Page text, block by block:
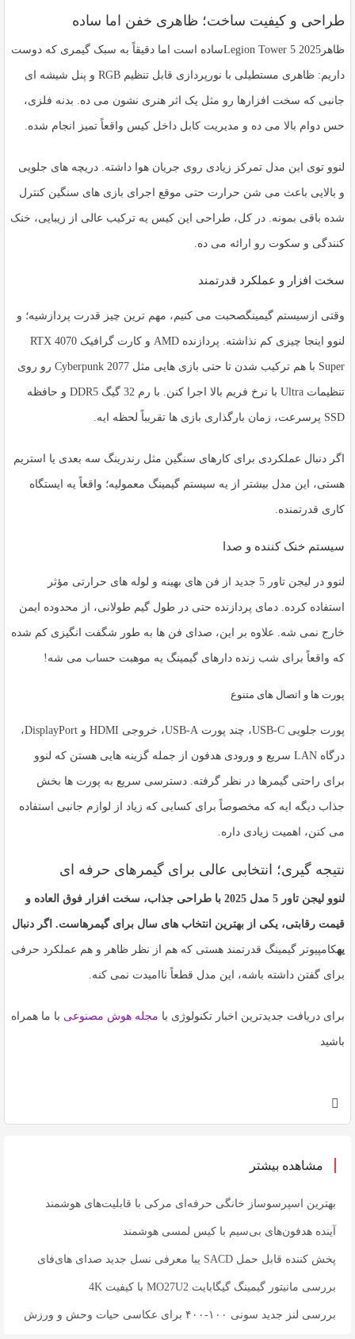
طراحی و کیفیت ساخت؛ ظاهری خفن اما ساده
ظاهر Legion Tower 5 2025ساده است اما دقیقاً به سبک گیمری که دوست
داریم: ظاهری مستطیلی با نورپردازی قابل تنظیم RGB و پنل شیشه ای
جانبی که سخت افزارها رو مثل یک اثر هنری نشون می ده. بدنه فلزی،
حس دوام بالا می ده و مدیریت کابل داخل کیس واقعاً تمیز انجام شده.
لنوو توی این مدل تمرکز زیادی روی جریان هوا داشته. دریچه های جلویی
و بالایی باعث می شن حرارت حتی موقع اجرای بازی های سنگین کنترل
شده باقی بمونه. در کل، طراحی این کیس یه ترکیب عالی از زیبایی، خنک
کنندگی و سکوت رو ارائه می ده.
سخت افزار و عملکرد قدرتمند
وقتی از سیستم گیمینگصحبت می کنیم، مهم ترین چیز قدرت پردازشیه؛ و
لنوو اینجا چیزی کم نذاشته. پردازنده AMD و کارت گرافیک RTX 4070
Super با هم ترکیب شدن تا حتی بازی هایی مثل Cyberpunk 2077 رو روی
تنظیمات Ultra با نرخ فریم بالا اجرا کنن. با رم 32 گیگ DDR5 و حافظه
SSD پرسرعت، زمان بارگذاری بازی ها تقریباً لحظه ایه.
اگر دنبال عملکردی برای کارهای سنگین مثل رندرینگ سه بعدی یا استریم
هستی، این مدل بیشتر از یه سیستم گیمینگ معمولیه؛ واقعاً یه ایستگاه
کاری قدرتمنده.
سیستم خنک کننده و صدا
لنوو در لیجن تاور 5 جدید از فن های بهینه و لوله های حرارتی مؤثر
استفاده کرده. دمای پردازنده حتی در طول گیم طولانی، از محدوده ایمن
خارج نمی شه. علاوه بر این، صدای فن ها به طور شگفت انگیزی کم شده
که واقعاً برای شب زنده دارهای گیمینگ یه موهبت حساب می شه!
پورت ها و اتصال های متنوع
پورت جلویی USB-C، چند پورت USB-A، خروجی HDMI و DisplayPort،
درگاه LAN سریع و ورودی هدفون از جمله گزینه هایی هستن که لنوو
برای راحتی گیمرها در نظر گرفته. دسترسی سریع به پورت ها بخش
جذاب دیگه ایه که مخصوصاً برای کسایی که زیاد از لوازم جانبی استفاده
می کنن، اهمیت زیادی داره.
نتیجه گیری؛ انتخابی عالی برای گیمرهای حرفه ای
لنوو لیجن تاور 5 مدل 2025 با طراحی جذاب، سخت افزار فوق العاده و
قیمت رقابتی، یکی از بهترین انتخاب های سال برای گیمرهاست. اگر دنبال
یهکامپیوتر گیمینگ قدرتمند هستی که هم از نظر ظاهر و هم عملکرد حرفی
برای گفتن داشته باشه، این مدل قطعاً ناامیدت نمی کنه.
برای دریافت جدیدترین اخبار تکنولوژی با مجله هوش مصنوعی با ما همراه
باشید
مشاهده بیشتر
بهترین اسپرسوساز خانگی حرفه‌ای مرکی با قابلیت‌های هوشمند
آینده هدفون‌های بی‌سیم با کیس لمسی هوشمند
پخش کننده قابل حمل SACD یبا معرفی نسل جدید صدای های‌فای
بررسی مانیتور گیمینگ گیگابایت MO27U2 با کیفیت 4K
بررسی لنز جدید سونی ۱۰۰-۴۰۰ برای عکاسی حیات وحش و ورزش